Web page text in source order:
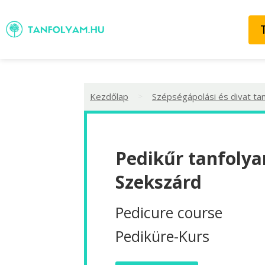
Kezdőlap Szépségápolási és divat
Pedikűr
Szekszárd
Pedicure course
Pediküre-Kurs